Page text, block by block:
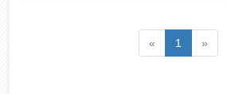
« Voltar1 (atual)
»